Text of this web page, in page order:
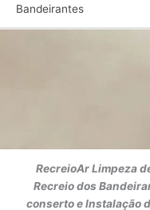
Bandeirantes
RecreioArLimpeza
Recreio dos
conserto e Instalação